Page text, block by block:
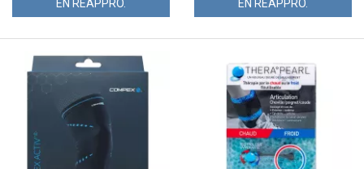
EN RÉAPPRO. EN RÉAPPRO.